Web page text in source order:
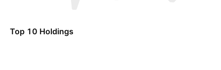
Top 10 Holdings